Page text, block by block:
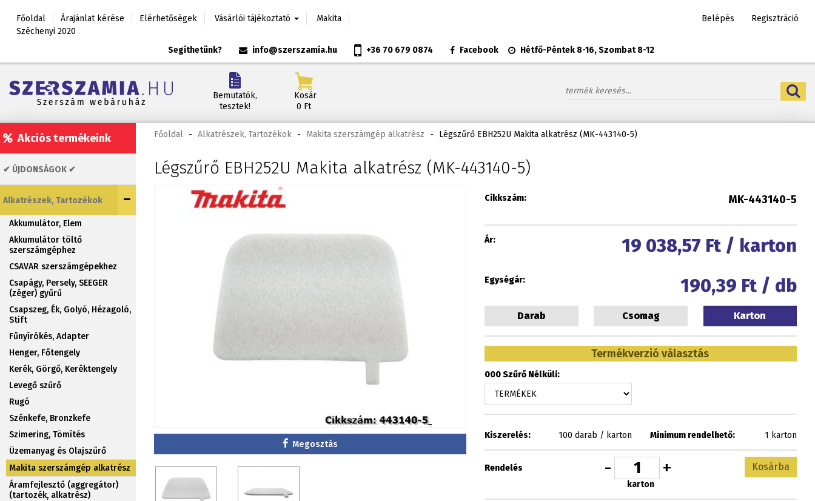
Főoldal Árajánlat kérése Elérhetőségek Vásárlói tájékoztató
Makita
Széchenyi 2020
Belépés Regisztráció
Segíthetünk? info@szerszamia.hu +36 70 679 0874 Facebook Hétfő-Péntek 8-16, Szombat 8-12
Bemutatók,
tesztek!
Kosár
0 Ft
Akciós termékeink
✔ ÚJDONSÁGOK ✔
Alkatrészek, Tartozékok
Akkumulátor, Elem
Akkumulátor töltő
szerszámgéphez
CSAVAR szerszámgépekhez
Csapágy, Persely, SEEGER
(zéger) gyűrű
Csapszeg, Ék, Golyó, Hézagoló,
Stift
Fűnyírókés, Adapter
Henger, Főtengely
Kerék, Görgő, Keréktengely
Levegő szűrő
Rugó
Szénkefe, Bronzkefe
Szimering, Tömítés
Üzemanyag és Olajszűrő
Makita szerszámgép alkatrész
Áramfejlesztő (aggregátor)
(tartozék, alkatrész)
Főoldal - Alkatrészek, Tartozékok - Makita szerszámgép alkatrész - Légszűrő EBH252U Makita alkatrész (MK-443140-5)
Légszűrő EBH252U Makita alkatrész (MK-443140-5)
Megosztás
Cikkszám: MK-443140-5
Ár: 19 038,57 Ft / karton
Egységár: 190,39 Ft / db
Darab Csomag Karton
Termékverzió választás
000 Szűrő Nélküli:
Kiszerelés: 100 darab / karton Minimum rendelhető: 1 karton
Rendelés - +
karton
Kosárba